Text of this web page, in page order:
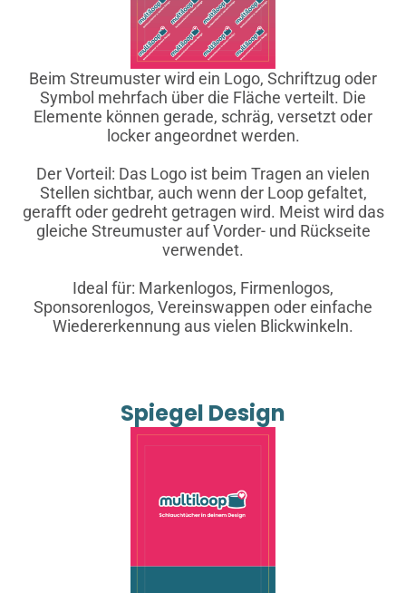
Beim Streumuster wird ein Logo, Schriftzug oder
Symbol mehrfach über die Fläche verteilt. Die
Elemente können gerade, schräg, versetzt oder
locker angeordnet werden.
Der Vorteil: Das Logo ist beim Tragen an vielen
Stellen sichtbar, auch wenn der Loop gefaltet,
gerafft oder gedreht getragen wird. Meist wird das
gleiche Streumuster auf Vorder- und Rückseite
verwendet.
Ideal für: Markenlogos, Firmenlogos,
Sponsorenlogos, Vereinswappen oder einfache
Wiedererkennung aus vielen Blickwinkeln.
Spiegel Design